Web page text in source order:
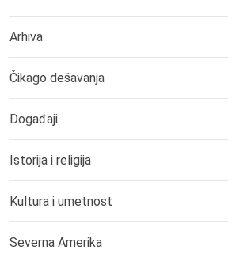
Arhiva
Čikago dešavanja
Događaji
Istorija i religija
Kultura i umetnost
Severna Amerika